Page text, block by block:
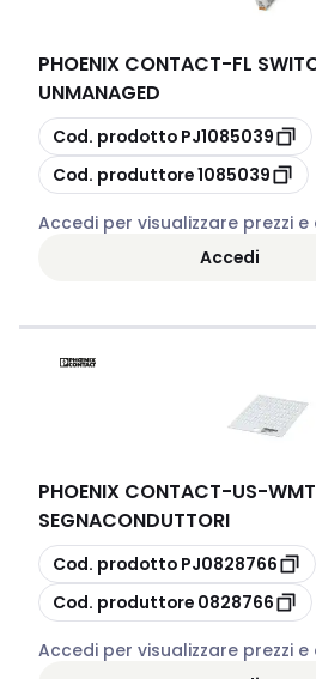
PHOENIX CONTACT-FL
UNMANAGED
copia
Cod. prodotto PJ1085039
copia
Cod. produttore1085039
Accedi per visualizzare prezzi
Accedi
PHOENIX CONTACT-US-
SEGNACONDUTTORI
copia
Cod. prodotto PJ0828766
copia
Cod. produttore 0828766
Accedi per visualizzare prezzi